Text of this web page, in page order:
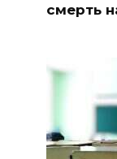
смерть